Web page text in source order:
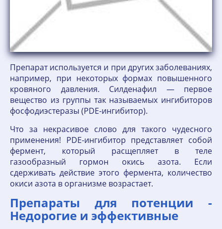
Препарат используется и при других заболеваниях,
например, при некоторых формах повышенного
кровяного давления. Силденафил — первое
вещество из группы так называемых ингибиторов
фосфодиэстеразы (PDE-ингибитор).
Что за некрасивое слово для такого чудесного
применения! PDE-ингибитор представляет собой
фермент, который расщепляет в теле
газообразный гормон окись азота. Если
сдерживать действие этого фермента, количество
окиси азота в организме возрастает.
Препараты для потенции -
Недорогие и эффективные